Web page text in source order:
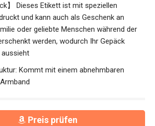
】 Dieses Etikett ist mit speziellen
und kann auch als Geschenk an
oder geliebte Menschen während der
werden, wodurch Ihr Gepäck
Kommt mit einem abnehmbaren
Preis prüfen